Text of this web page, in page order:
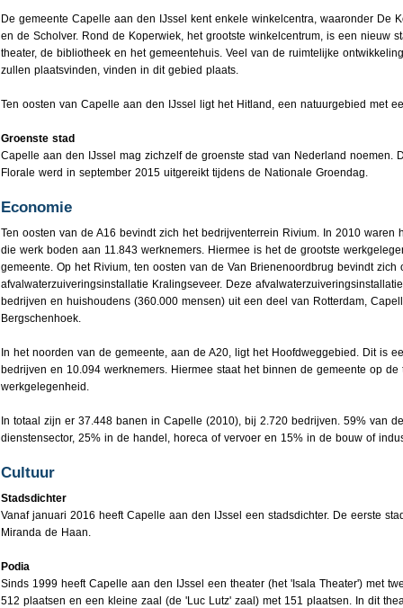
De gemeente Capelle aan den IJssel kent enkele winkelcentra, waaronder De
en de Scholver. Rond de Koperwiek, het grootste winkelcentrum, is een nieuw
theater, de bibliotheek en het gemeentehuis. Veel van de ruimtelijke
zullen plaatsvinden, vinden in dit gebied plaats.
Ten oosten van Capelle aan den IJssel ligt het Hitland, een natuurgebied met
Groenste stad
Capelle aan den IJssel mag zichzelf de groenste stad van Nederland noemen.
Florale werd in september 2015 uitgereikt tijdens de Nationale Groendag.
Economie
Ten oosten van de A16 bevindt zich het bedrijventerrein Rivium. In 2010 waren
die werk boden aan 11.843 werknemers. Hiermee is het de grootste
gemeente. Op het Rivium, ten oosten van de Van Brienenoordbrug bevindt zich
afvalwaterzuiveringsinstallatie Kralingseveer. Deze
bedrijven en huishoudens (360.000 mensen) uit een deel van Rotterdam,
Bergschenhoek.
In het noorden van de gemeente, aan de A20, ligt het Hoofdweggebied. Dit is
bedrijven en 10.094 werknemers. Hiermee staat het binnen de gemeente op de
werkgelegenheid.
In totaal zijn er 37.448 banen in Capelle (2010), bij 2.720 bedrijven. 59% van
dienstensector, 25% in de handel, horeca of vervoer en 15% in de bouw of
Cultuur
Stadsdichter
Vanaf januari 2016 heeft Capelle aan den IJssel een stadsdichter. De eerste
Miranda de Haan.
Podia
Sinds 1999 heeft Capelle aan den IJssel een theater (het 'Isala Theater') met
512 plaatsen en een kleine zaal (de 'Luc Lutz' zaal) met 151 plaatsen. In dit